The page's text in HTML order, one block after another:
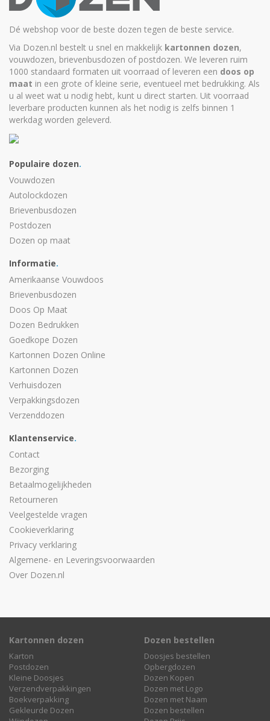
Dé webshop voor de beste dozen tegen de beste service.
Via Dozen.nl bestelt u snel en makkelijk kartonnen dozen,
vouwdozen, brievenbusdozen of postdozen. We leveren ruim
1000 standaard formaten uit voorraad of leveren een doos op
maat in een grote of kleine serie, eventueel met bedrukking. Als
u al weet wat u nodig hebt, kunt u direct starten. Uit voorraad
leverbare producten kunnen als het nodig is zelfs binnen 1
werkdag worden geleverd.
Populaire dozen.
Vouwdozen
Autolockdozen
Brievenbusdozen
Postdozen
Dozen op maat
Informatie.
Amerikaanse Vouwdoos
Brievenbusdozen
Doos Op Maat
Dozen Bedrukken
Goedkope Dozen
Kartonnen Dozen Online
Kartonnen Dozen
Verhuisdozen
Verpakkingsdozen
Verzenddozen
Klantenservice.
Contact
Bezorging
Betaalmogelijkheden
Retourneren
Veelgestelde vragen
Cookieverklaring
Privacy verklaring
Algemene- en Leveringsvoorwaarden
Over Dozen.nl
Kartonnen dozen
Karton
Postdozen
Kleine Doosjes
Verzendverpakkingen
Boekverpakking
Gekleurde Dozen
Dozen bestellen
Doosjes bestellen
Opbergdozen
Dozen Kopen
Dozen met Logo
Dozen met Naam
Dozen bestellen